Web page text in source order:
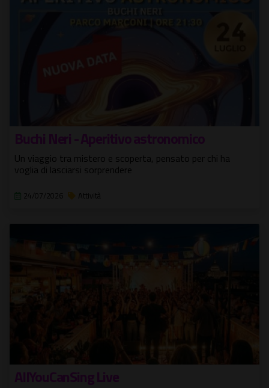
Buchi Neri - Aperitivo astronomico
Un viaggio tra mistero e scoperta, pensato per chi ha
voglia di lasciarsi sorprendere
24/07/2026 Attività
AllYouCanSing Live